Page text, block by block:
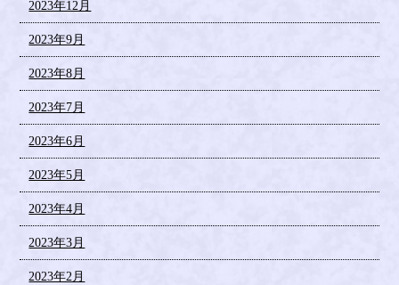
2023年12月
2023年9月
2023年8月
2023年7月
2023年6月
2023年5月
2023年4月
2023年3月
2023年2月